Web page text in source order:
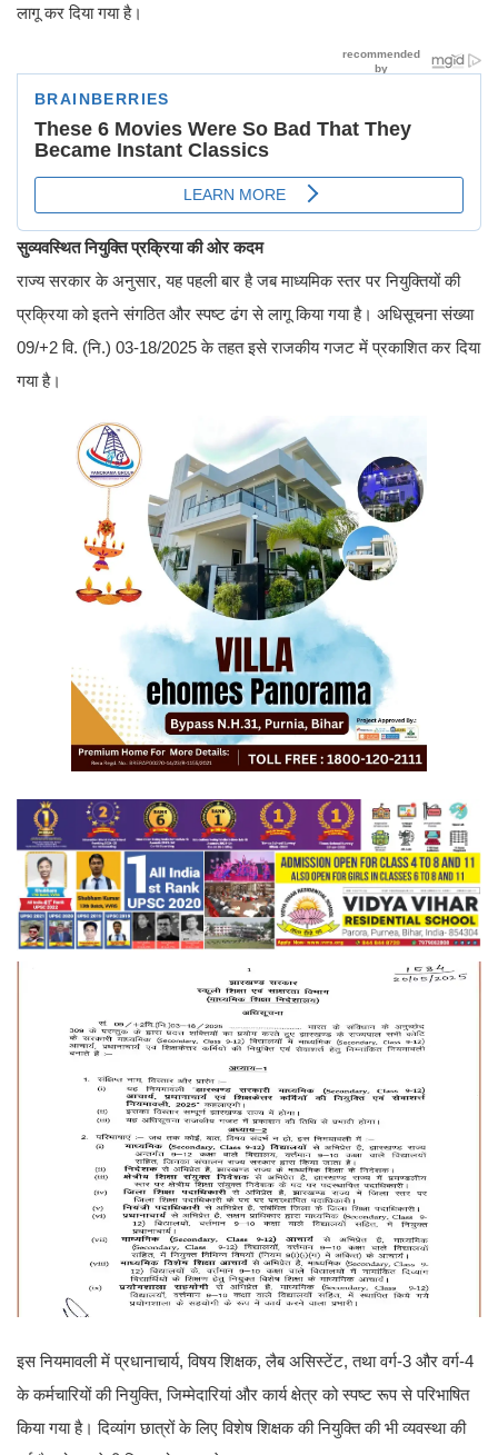
लागू कर दिया गया है।
सुव्यवस्थित नियुक्ति प्रक्रिया की ओर कदम
राज्य सरकार के अनुसार, यह पहली बार है जब माध्यमिक स्तर पर नियुक्तियों की
प्रक्रिया को इतने संगठित और स्पष्ट ढंग से लागू किया गया है। अधिसूचना संख्या
09/+2 वि. (नि.) 03-18/2025 के तहत इसे राजकीय गजट में प्रकाशित कर दिया
गया है।
इस नियमावली में प्रधानाचार्य, विषय शिक्षक, लैब असिस्टेंट, तथा वर्ग-3 और वर्ग-4
के कर्मचारियों की नियुक्ति, जिम्मेदारियां और कार्य क्षेत्र को स्पष्ट रूप से परिभाषित
किया गया है। दिव्यांग छात्रों के लिए विशेष शिक्षक की नियुक्ति की भी व्यवस्था की